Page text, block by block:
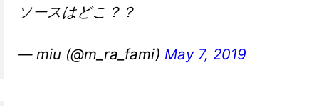
ソースはどこ？？
— miu (@m_ra_fami) May 7, 2019